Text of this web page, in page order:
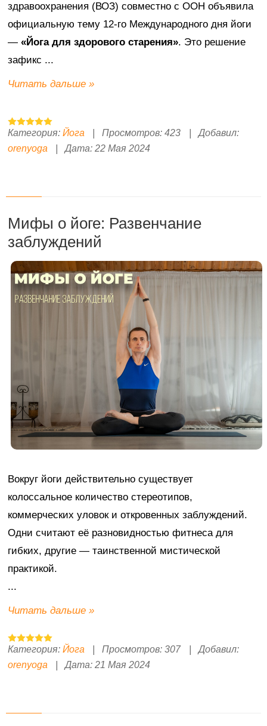
здравоохранения (ВОЗ) совместно с ООН объявила
официальную тему 12-го Международного дня йоги
— «Йога для здорового старения». Это решение
зафикс ...
Читать дальше »
Категория: Йога Просмотров: 423
Добавил:
orenyoga
Дата: 22 Мая 2024
Мифы о йоге: Развенчание
заблуждений
Вокруг йоги действительно существует
колоссальное количество стереотипов,
коммерческих уловок и откровенных заблуждений.
Одни считают её разновидностью фитнеса для
гибких, другие — таинственной мистической
практикой.
...
Читать дальше »
Категория: Йога Просмотров: 307
Добавил:
orenyoga
Дата: 21 Мая 2024